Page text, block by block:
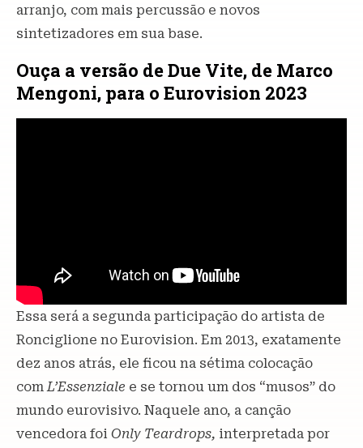
arranjo, com mais percussão e novos
sintetizadores em sua base.
Ouça a versão de Due Vite, de Marco
Mengoni, para o Eurovision 2023
Essa será a segunda participação do artista de
Ronciglione no Eurovision. Em 2013, exatamente
dez anos atrás, ele ficou na sétima colocação
comL’Essenziale e se tornou um dos “musos” do
mundo eurovisivo. Naquele ano, a canção
vencedora foi Only Teardrops, interpretada por